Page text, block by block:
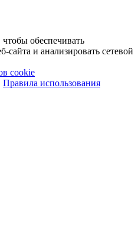
обеспечивать
сайта и анализировать сетевой
cookie
Правила использования